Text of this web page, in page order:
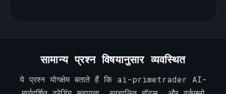
सामान्य प्रश्न विषयानुसार व्यवस्थित
ये प्रश्न योगक्षेम बताते हैं कि ai-primetrader AI-